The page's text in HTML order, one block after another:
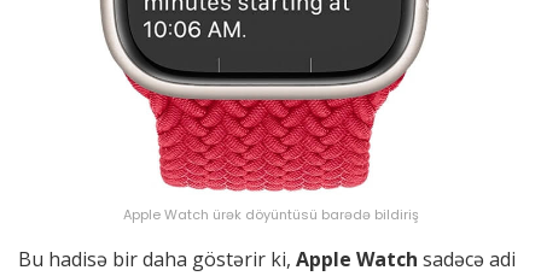
Apple Watch ürək döyüntüsü barədə bildiriş
Bu hadisə bir daha göstərir ki, Apple Watch sadəcə adi